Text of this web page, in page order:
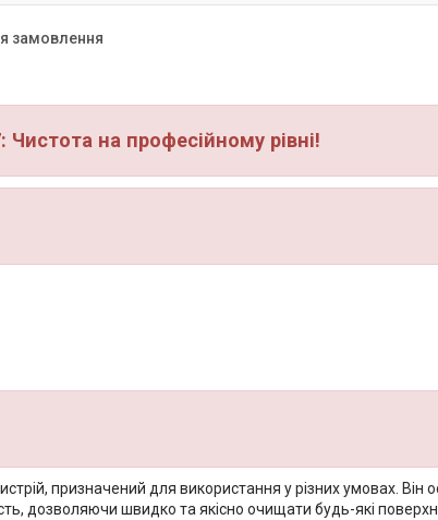
замовлення
Чистота на професійному рівні!
призначений для використання у різних умовах.
дозволяючи швидко та якісно очищати будь-які